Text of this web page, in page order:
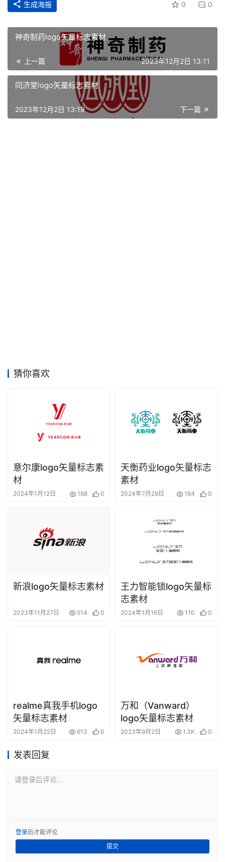
页
竞
生成海报 0 0
神奇制药logo矢量标志素材
上一篇 2023年12月2日 13:11
同济堂logo矢量标志素材
下一篇
2023年12月2日 13:19
猜你喜欢
意尔康logo矢量标志素
材
2024年1月12日 168 0
天衡药业logo矢量标志
素材
2024年7月29日 184 0
新浪logo矢量标志素材
2023年11月27日 514 0
王力智能锁logo矢量标
志素材
2024年1月16日 110 0
realme真我手机logo
矢量标志素材
2024年1月22日 613 0
万和（Vanward）
logo矢量标志素材
2023年9月2日 1.3K 0
发表回复
请登录后评论...
登录后才能评论
提交